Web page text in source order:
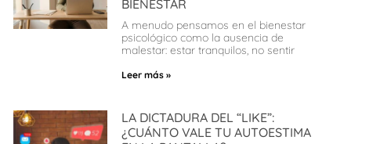
BIENESTAR
A menudo pensamos en el bienestar
psicológico como la ausencia de
malestar: estar tranquilos, no sentir
Leer más »
LA DICTADURA DEL “LIKE”:
¿CUÁNTO VALE TU AUTOESTIMA